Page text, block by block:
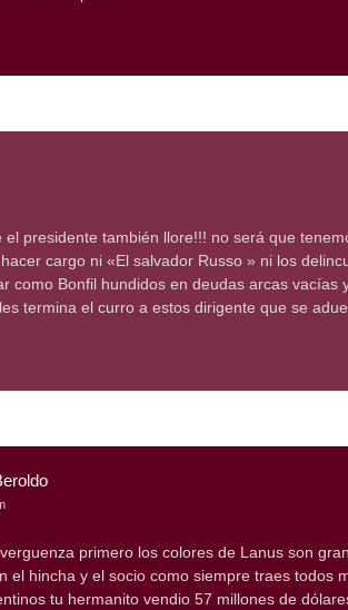
el presidente también llore!!! no será que
cargo ni «El salvador Russo » ni los
como Bonfil hundidos en deudas arcas vacías
termina el curro a estos dirigente que se
primero los colores de Lanus son
el hincha y el socio como siempre traes todos
tu hermanito vendio 57 millones de